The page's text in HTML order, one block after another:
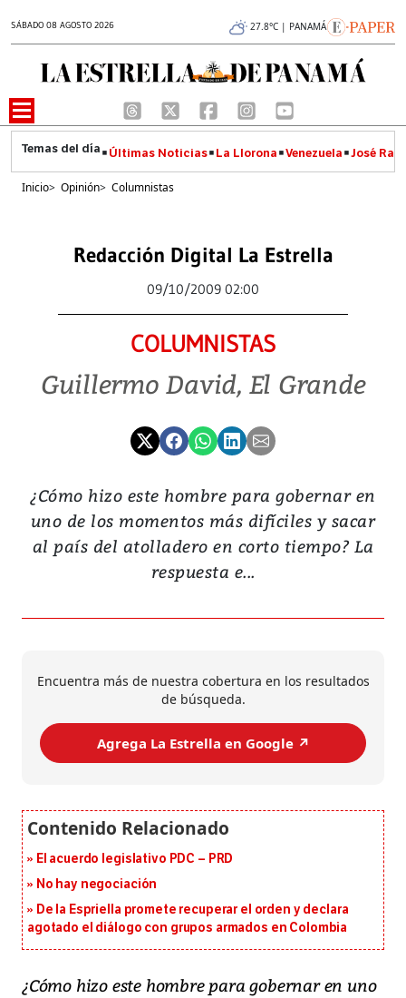
SÁBADO 08 AGOSTO 2026 27.8°C | PANAMÁ
Últimas Noticias La Llorona Venezuela José
Inicio> Opinión> Columnistas
Redacción Digital La Estrella
09/10/2009 02:00
COLUMNISTAS
Guillermo David, El Grande
¿Cómo hizo este hombre para gobernar en
uno de los momentos más difíciles y sacar
al país del atolladero en corto tiempo? La
respuesta e...
Encuentra más de nuestra cobertura en los resultados
de búsqueda.
Agrega La Estrella en Google ↗️
El acuerdo legislativo PDC – PRD
No hay negociación
De la Espriella promete recuperar el orden y declara
agotado el diálogo con grupos armados en Colombia
¿Cómo hizo este hombre para gobernar en uno